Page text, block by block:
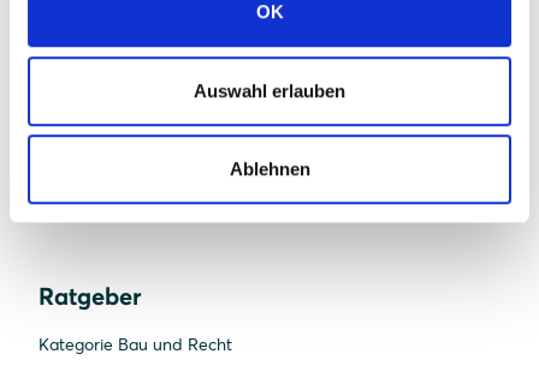
OK
Auswahl erlauben
Ablehnen
FAQ Solarwatt
Ratgeber
Kategorie Bau und Recht